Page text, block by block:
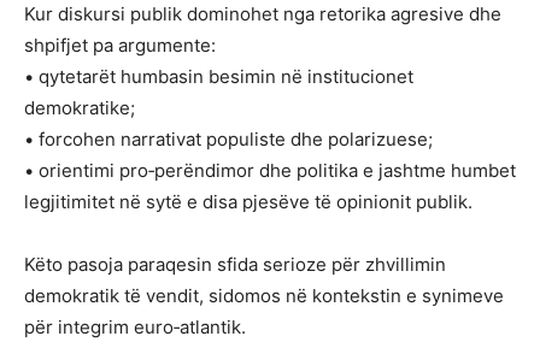
Kur diskursi publik dominohet nga retorika agresive dhe
shpifjet pa argumente:
• qytetarët humbasin besimin në institucionet
demokratike;
• forcohen narrativat populiste dhe polarizuese;
• orientimi pro‑perëndimor dhe politika e jashtme humbet
legjitimitet në sytë e disa pjesëve të opinionit publik.
Këto pasoja paraqesin sfida serioze për zhvillimin
demokratik të vendit, sidomos në kontekstin e synimeve
për integrim euro‑atlantik.